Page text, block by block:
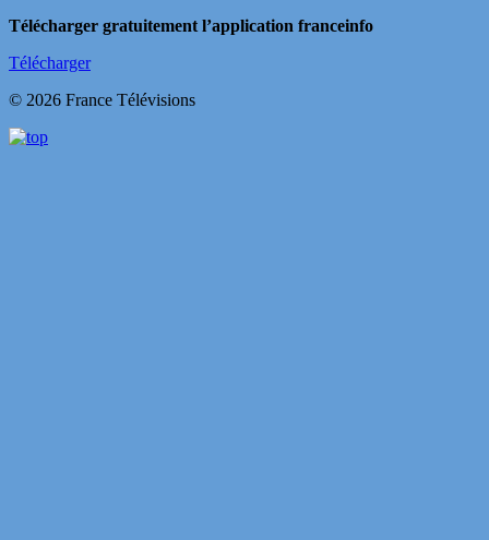
Télécharger gratuitement l’application franceinfo
Télécharger
© 2026 France Télévisions